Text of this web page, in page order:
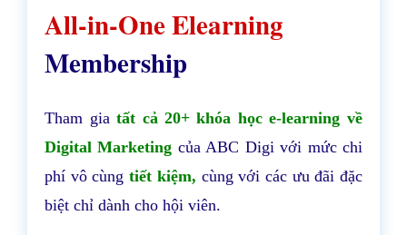
All-in-One Elearning
Membership
Tham giatất cả 20+ khóa học e-learning về
Digital Marketing của ABC Digi với mức chi
phí vô cùngtiết kiệm, cùng với các ưu đãi đặc
biệt chỉ dành cho hội viên.